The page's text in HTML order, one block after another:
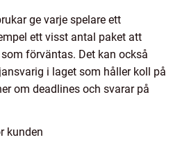
ge varje spelare ett
ett visst antal paket att
förväntas. Det kan också
i laget som håller koll på
om deadlines och svarar på
kunden